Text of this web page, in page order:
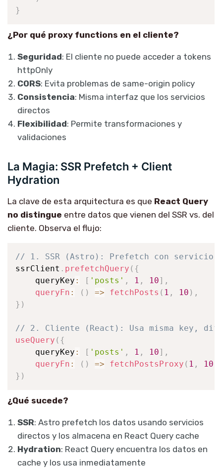
}
¿Por qué proxy functions en el cliente?
Seguridad: El cliente no puede acceder a tokens
httpOnly
CORS: Evita problemas de same-origin policy
Consistencia: Misma interfaz que los servicios
directos
Flexibilidad: Permite transformaciones y
validaciones
La Magia: SSR Prefetch + Client
Hydration
La clave de esta arquitectura es que React Query
no distingue entre datos que vienen del SSR vs. del
cliente. Observa el flujo:
// 1. SSR (Astro): Prefetch con servicio
ssrClient . prefetchQuery ( {
    queryKey
: [ 'posts' , 1 , 10] ,
queryFn : ( ) => fetchPosts ( 1 , 10 ) ,
} )
// 2. Cliente (React): Usa misma key,
useQuery ( {
    queryKey
: [ 'posts' , 1 , 10] ,
queryFn : ( ) => fetchPostsProxy ( 1 , 10
} )
¿Qué sucede?
SSR: Astro prefetch los datos usando servicios
directos y los almacena en React Query cache
Hydration: React Query encuentra los datos en
cache y los usa inmediatamente